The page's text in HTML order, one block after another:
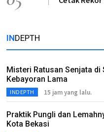
INDEPTH
Misteri Ratusan Senjata di
Kebayoran Lama
INDEPTH 15 jam yang lalu.
Praktik Pungli dan
Kota Bekasi